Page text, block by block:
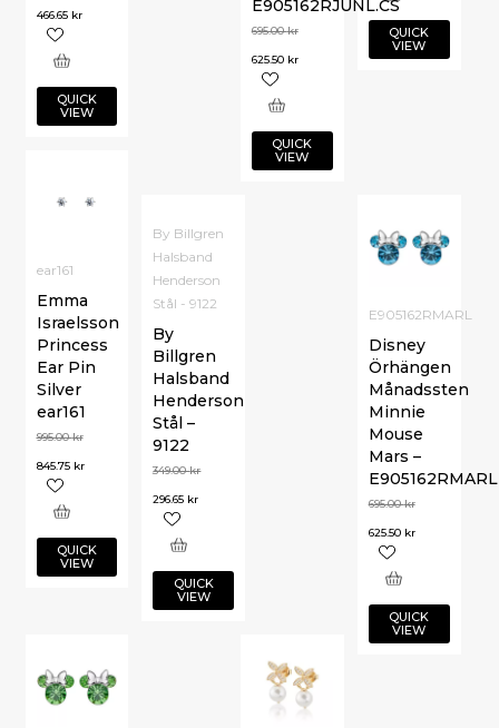
QUICK
VIEW
466.65 kr
QUICK
VIEW
E905162RJUNL.CS
695.00kr
625.50 kr
QUICK
VIEW
ear161
Emma
Israelsson
Princess
Ear Pin
Silver
ear161
995.00kr
845.75 kr
QUICK
VIEW
E905162RMARL
Disney
Örhängen
Månadssten
Minnie
Mouse
Mars –
E905162RMARL
695.00kr
625.50 kr
QUICK
VIEW
By Billgren
Halsband
Henderson
Stål - 9122
By
Billgren
Halsband
Henderson
Stål –
9122
349.00kr
296.65 kr
QUICK
VIEW